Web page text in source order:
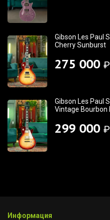
Gibson Les Paul
Cherry Sunburst
275 000 ₽
Gibson Les Paul
Vintage Bourbon
299 000 ₽
Информация